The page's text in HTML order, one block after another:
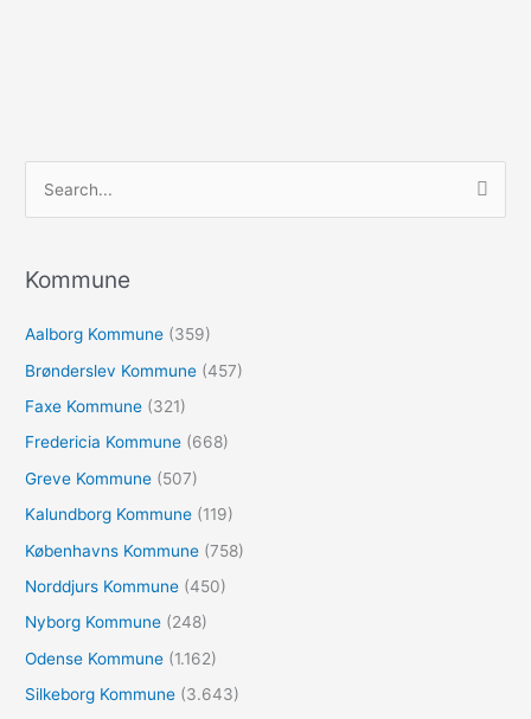
e
t
e
r
Kommune
Aalborg Kommune (359)
Brønderslev Kommune (457)
Faxe Kommune (321)
Fredericia Kommune (668)
Greve Kommune (507)
Kalundborg Kommune (119)
Københavns Kommune (758)
Norddjurs Kommune (450)
Nyborg Kommune (248)
Odense Kommune (1.162)
Silkeborg Kommune (3.643)